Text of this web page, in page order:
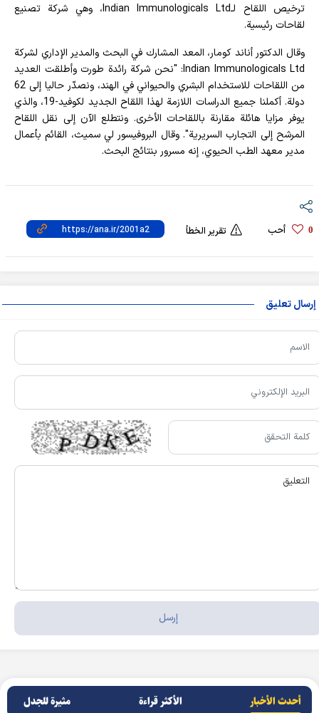
ترخيص اللقاح لـIndian Immunologicals Ltd، وهي شركة تصنيع
لقاحات رئيسية.
وقال الدكتور أناند كومار، المعد المشارك في البحث والمدير الإداري لشركة
Indian Immunologicals Ltd: "نحن شركة رائدة طورت وأطلقت العديد
من اللقاحات للاستخدام البشري والحيواني في الهند، ونصدّر حاليا إلى 62
دولة. أكملنا جميع الدراسات اللازمة لهذا اللقاح الجديد لكوفيد-19، والذي
يوفر مزايا هائلة مقارنة باللقاحات الأخرى. ونتطلع الآن إلى نقل اللقاح
المرشح إلى التجارب السريرية". وقال البروفيسور لي سميث، القائم بأعمال
مدير معهد الطب الحيوي، إنه مسرور بنتائج البحث.
0 أحب تقرير الخطأ
إرسال تعليق
أحدث الأخبار الأکثر قراءة مثيرة للجدل